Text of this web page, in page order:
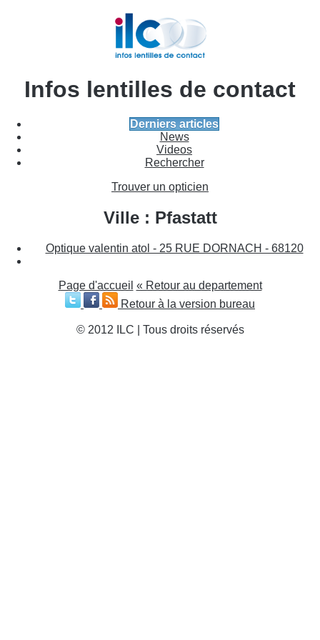
Infos lentilles de contact
Derniers articles
News
Videos
Rechercher
Trouver un opticien
Ville : Pfastatt
Optique valentin atol - 25 RUE DORNACH - 68120
Page d'accueil « Retour au departement
Retour à la version bureau
© 2012 ILC | Tous droits réservés